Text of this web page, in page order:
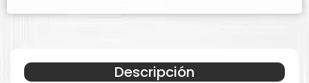
Descripción